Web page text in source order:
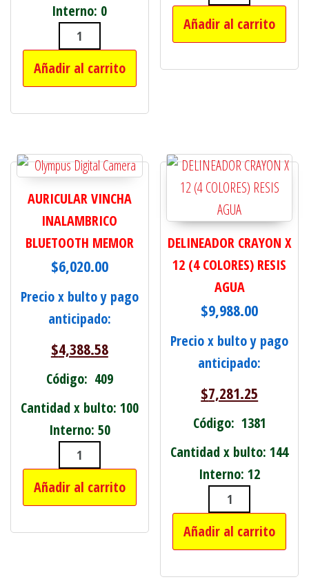
Interno: 0
SET DE 2
Añadir al carrito
Añadir al carrito
AURICULAR VINCHA
INALAMBRICO
BLUETOOTH MEMOR
$6,020.00
Precio x bulto y pago
anticipado:
$4,388.58
Código: 409
Cantidad x bulto: 100
Interno: 50
AURICULAR VINCHA INALAMBRICO
Añadir al carrito
DELINEADOR CRAYON X
12 (4 COLORES) RESIS
AGUA
$9,988.00
Precio x bulto y pago
anticipado:
$7,281.25
Código: 1381
Cantidad x bulto: 144
Interno: 12
DELINEADOR
Añadir al carrito